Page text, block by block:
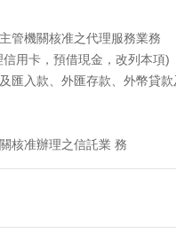
管機關核准之代理服務業務
用卡，預借現金，改列本項)
匯入款、外匯存款、外幣貸
核准辦理之信託業 務